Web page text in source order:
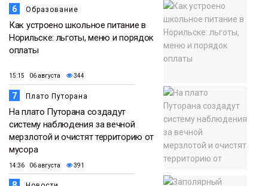
6 Образование
Как устроено школьное питание в
Норильске: льготы, меню и порядок
оплаты
15:15 06 августа 344
7 Плато Путорана
На плато Путорана создадут
систему наблюдения за вечной
мерзлотой и очистят территорию от
мусора
14:36 06 августа 391